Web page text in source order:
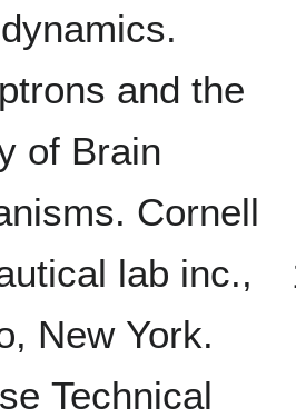
and the
of Brain
Cornell
lab inc.,
New York.
Technical